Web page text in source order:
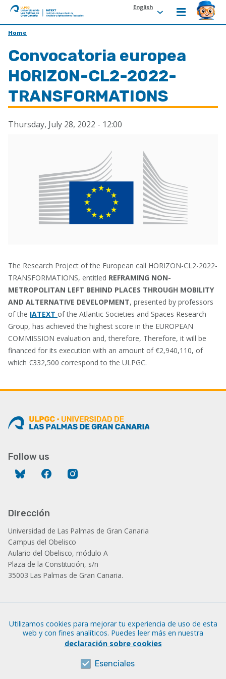
ULPGC
Ir
inicio
de
IATEXT
English
Home
Convocatoria europea
HORIZON-CL2-2022-
TRANSFORMATIONS
Thursday, July 28, 2022 - 12:00
The Research Project of the European call HORIZON-CL2-2022-
TRANSFORMATIONS, entitled REFRAMING NON-
METROPOLITAN LEFT BEHIND PLACES THROUGH MOBILITY
AND ALTERNATIVE DEVELOPMENT, presented by professors
of the IATEXT of the Atlantic Societies and Spaces Research
Group, has achieved the highest score in the EUROPEAN
COMMISSION evaluation and, therefore, Therefore, it will be
financed for its execution with an amount of €2,940,110, of
which €332,500 correspond to the ULPGC.
Follow us
Bluesky Facebook
Dirección
Universidad de Las Palmas de Gran Canaria
Campus del Obelisco
Aulario del Obelisco, módulo A
Plaza de la Constitución, s/n
35003 Las Palmas de Gran Canaria.
Tfno.: +34 928 452 771 / 452 787
Fax: +34 928 451 701
Utilizamos cookies para mejorar tu experiencia de uso de esta
web y con fines analíticos. Puedes leer más en nuestra
declaración sobre cookies
Esenciales